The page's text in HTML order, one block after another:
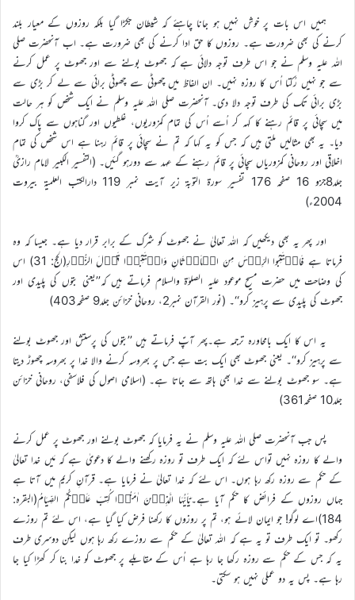
ہمیں اس بات پر خوش نہیں ہو جانا چاہئے کہ شیطان جکڑا گیا بلکہ روزوں کے معیار بلند
کرنے کی بھی ضرورت ہے۔ روزوں کا حق ادا کرنے کی بھی ضرورت ہے۔ اب آنحضرت صلی
اللہ علیہ وسلم نے جو اس طرف توجہ دلائی ہے کہ جھوٹ بولنے سے اور جھوٹ پر عمل کرنے
سے جو نہیں رُکتا اُس کا روزہ نہیں۔ ان الفاظ میں چھوٹی سے چھوٹی برائی سے لے کر بڑی سے
بڑی برائی تک کی طرف توجہ دلا دی۔ آنحضرت صلی اللہ علیہ وسلم نے ایک شخص کو ہر حالت
میں سچائی پر قائم رہنے کا کہہ کر اُسے اُس کی تمام کمزوریوں، غلطیوں اور گناہوں سے پاک کروا
دیا۔ یہ بھی مثالیں ملتی ہیں کہ جس کو یہ کہا کہ تم نے سچائی پر قائم رہنا ہے اس شخص کی تمام
اخلاقی اور روحانی کمزوریاں سچائی پر قائم رہنے کے عہد سے دورہو گئیں۔ (التفسیر الکبیر لامام رازیؒ
جلد8جزو 16 صفحہ 176 تفسیر سورۃ التوبۃ زیر آیت نمبر 119 دارالکتب العلمیۃ بیروت
2004ء)
اور پھر یہ بھی دیکھیں کہ اللہ تعالیٰ نے جھوٹ کو شرک کے برابر قرار دیا ہے۔ جیسا کہ وہ
فرماتا ہے فَاجۡتَنِبُوا الرِّجۡسَ مِنَ الۡاَوۡثَانِ وَاجۡتَنِبُوۡا قَوۡلَ الزُّوۡرِ(الحج: 31) اس
کی وضاحت میں حضرت مسیح موعود علیہ الصلوٰۃ والسلام فرماتے ہیں کہ’’یعنی بتوں کی پلیدی اور
جھوٹ کی پلیدی سے پرہیز کرو‘‘۔ (نور القرآن نمبر2، روحانی خزائن جلد9 صفحہ403)
یہ اس کا ایک بامحاورہ ترجمہ ہے۔پھر آپؑ فرماتے ہیں ’’بتوں کی پرستش اور جھوٹ بولنے
سے پرہیز کرو‘‘۔ یعنی جھوٹ بھی ایک بت ہے جس پر بھروسہ کرنے والا خدا پر بھروسہ چھوڑ دیتا
ہے۔ سو جھوٹ بولنے سے خدا بھی ہاتھ سے جاتا ہے۔ (اسلامی اصول کی فلاسفی، روحانی خزائن
جلد10 صفحہ361)
پس جب آنحضرت صلی اللہ علیہ وسلم نے یہ فرمایا کہ جھوٹ بولنے اور جھوٹ پر عمل کرنے
والے کا روزہ نہیں تواس لئے کہ ایک طرف تو روزہ رکھنے والے کا دعویٰ ہے کہ مَیں خدا تعالیٰ
کے حکم سے روزہ رکھ رہا ہوں۔ اس لئے کہ خدا تعالیٰ نے فرمایا ہے۔ قرآنِ کریم میں آتا ہے
جہاں روزوں کے فرائض کا حکم آیا ہے۔یٰۤاَیُّہَا الَّذِیۡنَ اٰمَنُوۡا کُتِبَ عَلَیۡکُمُ الصِّیَامُ(البقرہ:
184)اے لوگو! جو ایمان لائے ہو، تم پر روزوں کا رکھنا فرض کیا گیا ہے، اس لئے تم روزے
رکھو۔ تو ایک طرف تو یہ ہے کہ اللہ تعالیٰ کے حکم سے روزے رکھ رہا ہوں لیکن دوسری طرف
یہ کہ جس کے حکم سے روزہ رکھا جا رہا ہے اُس کے مقابلے پر جھوٹ کو خدا بنا کر کھڑا کیا جا
رہا ہے۔ پس یہ دو عملی نہیں ہو سکتی۔